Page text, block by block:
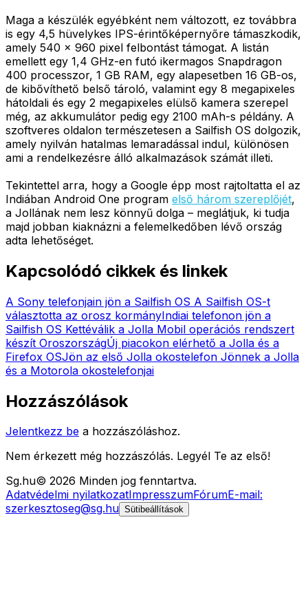
Maga a készülék egyébként nem változott, ez továbbra
is egy 4,5 hüvelykes IPS-érintőképernyőre támaszkodik,
amely 540 x 960 pixel felbontást támogat. A listán
emellett egy 1,4 GHz-en futó ikermagos Snapdragon
400 processzor, 1 GB RAM, egy alapesetben 16 GB-os,
de kibővíthető belső tároló, valamint egy 8 megapixeles
hátoldali és egy 2 megapixeles elülső kamera szerepel
még, az akkumulátor pedig egy 2100 mAh-s példány. A
szoftveres oldalon természetesen a Sailfish OS dolgozik,
amely nyilván hatalmas lemaradással indul, különösen
ami a rendelkezésre álló alkalmazások számát illeti.
Tekintettel arra, hogy a Google épp most rajtoltatta el az
Indiában Android One program első három szereplőjét,
a Jollának nem lesz könnyű dolga – meglátjuk, ki tudja
majd jobban kiaknázni a felemelkedőben lévő ország
adta lehetőséget.
Kapcsolódó cikkek és linkek
A Sony telefonjain jön a Sailfish OS A Sailfish OS-t
választotta az orosz kormányIndiai telefonon jön a
Sailfish OS Kettéválik a Jolla Mobil operációs rendszert
készít OroszországÚj piacokon elérhető a Jolla és a
Firefox OSJön az első Jolla okostelefon Jönnek a Jolla
és a Motorola okostelefonjai
Hozzászólások
Jelentkezz be a hozzászóláshoz.
Nem érkezett még hozzászólás. Legyél Te az első!
Sg.hu© 2026 Minden jog fenntartva.
Adatvédelmi nyilatkozatImpresszumFórumE-mail:
szerkesztoseg@sg.hu Sütibeállítások